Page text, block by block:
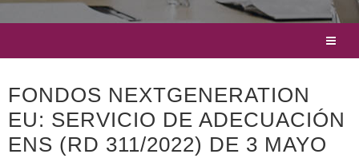
FONDOS NEXTGENERATION
EU: SERVICIO DE ADECUACIÓN
ENS (RD 311/2022) DE 3 MAYO